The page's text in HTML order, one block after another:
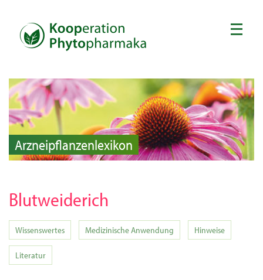
Arzneipflanzenlexikon
Blutweiderich
Wissenswertes Medizinische Anwendung Hinweise
Literatur